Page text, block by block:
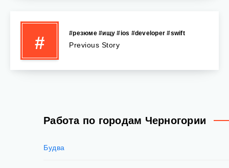
# #резюме #ищу #ios #developer #swift
Previous Story
Работа по городам Черногории
Будва